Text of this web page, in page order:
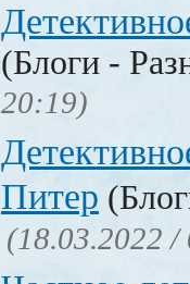
(Блоги -
20:19)
Питер
(18.03.2022 /